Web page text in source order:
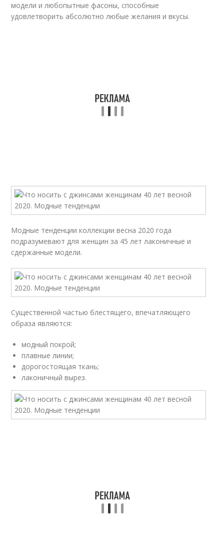
модели и любопытные фасоны, способные
удовлетворить абсолютно любые желания и вкусы.
Модные тенденции коллекции весна 2020 года
подразумевают для женщин за 45 лет лаконичные и
сдержанные модели.
Существенной частью блестящего, впечатляющего
образа являются:
модный покрой;
плавные линии;
дорогостоящая ткань;
лаконичный вырез.